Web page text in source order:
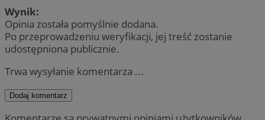
Wynik:
Opinia została pomyślnie dodana.
Po przeprowadzeniu weryfikacji, jej treść zostanie
udostępniona publicznie.
Trwa wysyłanie komentarza ...
Dodaj komentarz